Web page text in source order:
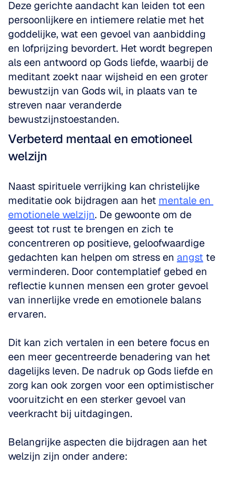
Deze gerichte aandacht kan leiden tot een
persoonlijkere en intiemere relatie met het
goddelijke, wat een gevoel van aanbidding
en lofprijzing bevordert. Het wordt begrepen
als een antwoord op Gods liefde, waarbij de
meditant zoekt naar wijsheid en een groter
bewustzijn van Gods wil, in plaats van te
streven naar veranderde
bewustzijnstoestanden.
Verbeterd mentaal en emotioneel
welzijn
Naast spirituele verrijking kan christelijke
meditatie ook bijdragen aan het mentale en
emotionele welzijn. De gewoonte om de
geest tot rust te brengen en zich te
concentreren op positieve, geloofwaardige
gedachten kan helpen om stress en angst te
verminderen. Door contemplatief gebed en
reflectie kunnen mensen een groter gevoel
van innerlijke vrede en emotionele balans
ervaren.
Dit kan zich vertalen in een betere focus en
een meer gecentreerde benadering van het
dagelijks leven. De nadruk op Gods liefde en
zorg kan ook zorgen voor een optimistischer
vooruitzicht en een sterker gevoel van
veerkracht bij uitdagingen.
Belangrijke aspecten die bijdragen aan het
welzijn zijn onder andere: